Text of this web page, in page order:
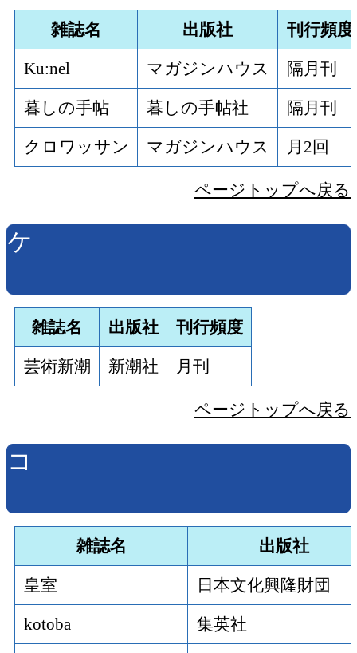
雑誌名 出版社 刊行頻度
Ku:nel マガジンハウス 隔月刊
暮しの手帖 暮しの手帖社 隔月刊
クロワッサン マガジンハウス 月2回
ページトップへ戻る
ケ
雑誌名 出版社 刊行頻度
芸術新潮 新潮社 月刊
ページトップへ戻る
コ
雑誌名 出版社
皇室 日本文化興隆財団
kotoba 集英社